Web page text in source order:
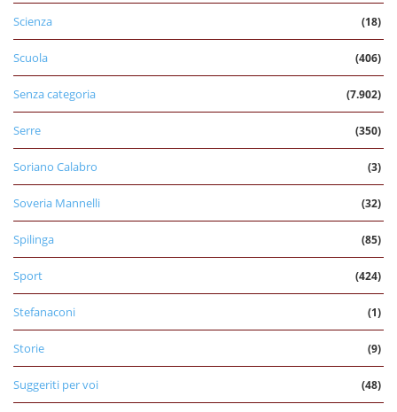
Scienza (18)
Scuola (406)
Senza categoria (7.902)
Serre (350)
Soriano Calabro (3)
Soveria Mannelli (32)
Spilinga (85)
Sport (424)
Stefanaconi (1)
Storie (9)
Suggeriti per voi (48)